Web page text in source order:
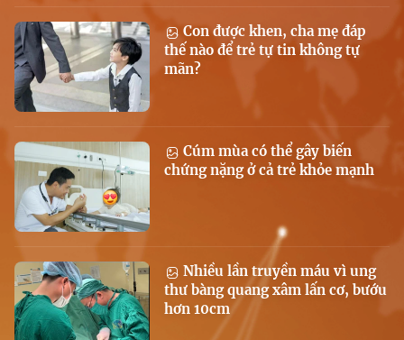
Con được khen, cha mẹ đáp
thế nào để trẻ tự tin không tự
mãn?
Cúm mùa có thể gây biến
chứng nặng ở cả trẻ khỏe mạnh
Nhiều lần truyền máu vì ung
thư bàng quang xâm lấn cơ, bướu
hơn 10cm